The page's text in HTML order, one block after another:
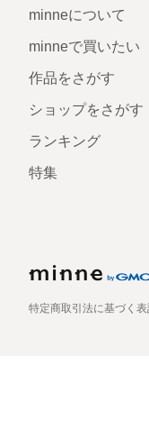
minneについて
minneで買いたい
作品をさがす
ショップをさがす
ランキング
特集
特定商取引法に基づく